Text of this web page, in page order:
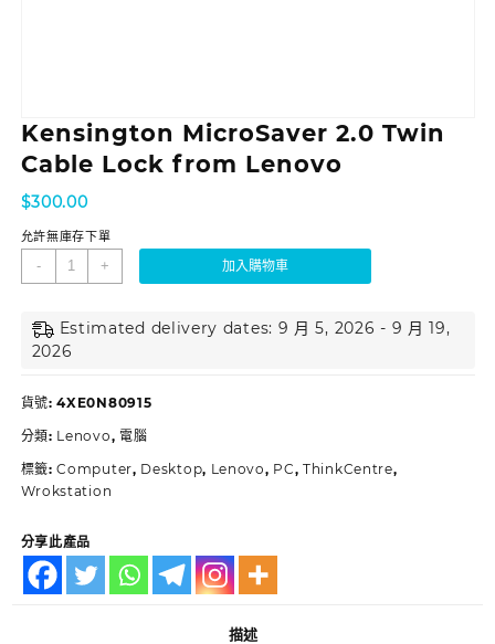
Kensington MicroSaver 2.0 Twin
Cable Lock from Lenovo
$300.00
允許無庫存下單
- + 加入購物車
Estimated delivery dates: 9 月 5, 2026 - 9 月 19,
2026
貨號:4XE0N80915
分類: Lenovo, 電腦
標籤:Computer, Desktop, Lenovo, PC,ThinkCentre,
Wrokstation
分享此產品
描述